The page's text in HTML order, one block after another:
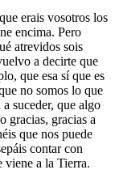
erais vosotros los
encima. Pero
atrevidos sois
a decirte que
que esa sí que es
no somos lo que
suceder, que algo
gracias, gracias a
que nos puede
contar con
viene a la Tierra.